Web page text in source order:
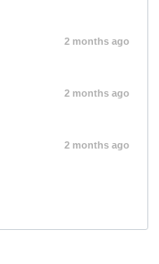
2 months ago
2 months ago
2 months ago